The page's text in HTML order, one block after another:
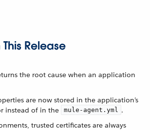
Release
the root cause when an application
are now stored in the application’s
instead of in the mule-agent.yml .
trusted certificates are always